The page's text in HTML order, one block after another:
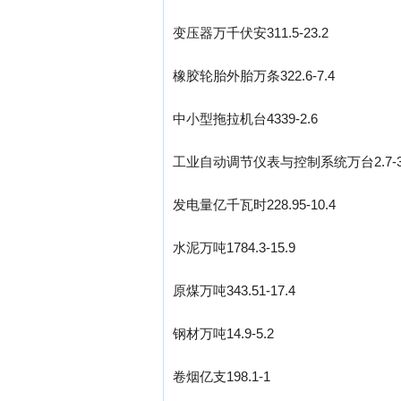
变压器万千伏安311.5-23.2
橡胶轮胎外胎万条322.6-7.4
中小型拖拉机台4339-2.6
工业自动调节仪表与控制系统万台2.7-
发电量亿千瓦时228.95-10.4
水泥万吨1784.3-15.9
原煤万吨343.51-17.4
钢材万吨14.9-5.2
卷烟亿支198.1-1